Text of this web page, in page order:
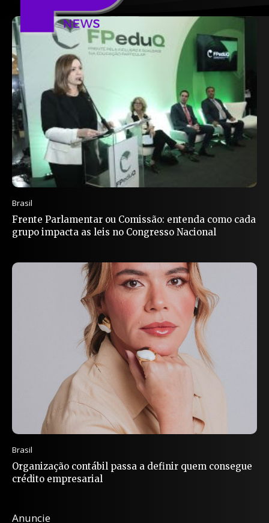
Brasil
Frente Parlamentar ou Comissão: entenda como cada
grupo impacta as leis no Congresso Nacional
Brasil
Organização contábil passa a definir quem consegue
crédito empresarial
Anuncie